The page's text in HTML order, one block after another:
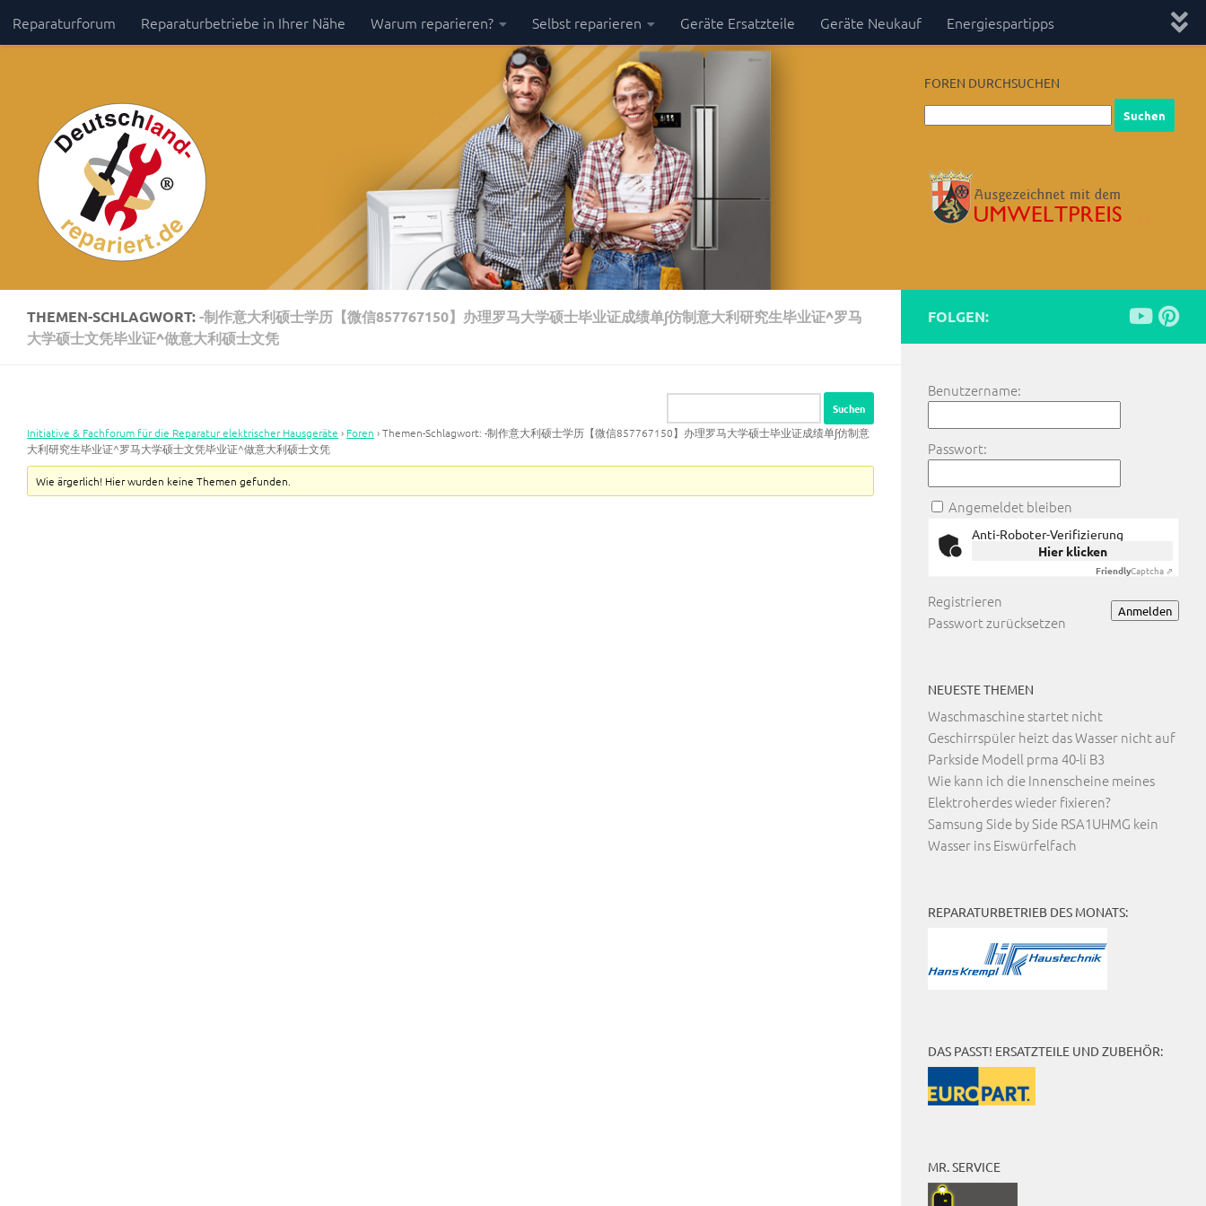
Zum Inhalt springen
Reparaturforum Reparaturbetriebe in Ihrer Nähe Warum reparieren? Selbst reparieren Geräte Ersatzteile Geräte Neukauf Energiespartipps
FOREN DURCHSUCHEN
THEMEN-SCHLAGWORT:-制作意大利硕士学历【微信857767150】办理罗马大学硕士毕业证成绩单∫仿制意大利研究生毕业证^罗马
大学硕士文凭毕业证^做意大利硕士文凭
Initiative & Fachforum für die Reparatur elektrischer Hausgeräte › Foren ›Themen-Schlagwort: -制作意大利硕士学历【微信857767150】办理罗马大学硕士毕业证成绩单∫仿制意
大利研究生毕业证^罗马大学硕士文凭毕业证^做意大利硕士文凭
Wie ärgerlich! Hier wurden keine Themen gefunden.
FOLGEN:
Benutzername:
Passwort:
Angemeldet bleiben
Anti-Roboter-Verifizierung
Hier klicken
FriendlyCaptcha ⇗
Anmelden
Registrieren
Passwort zurücksetzen
NEUESTE THEMEN
Waschmaschine startet nicht
Geschirrspüler heizt das Wasser nicht auf
Parkside Modell prma 40-li B3
Wie kann ich die Innenscheine meines
Elektroherdes wieder fixieren?
Samsung Side by Side RSA1UHMG kein
Wasser ins Eiswürfelfach
REPARATURBETRIEB DES MONATS:
DAS PASST! ERSATZTEILE UND ZUBEHÖR:
MR. SERVICE